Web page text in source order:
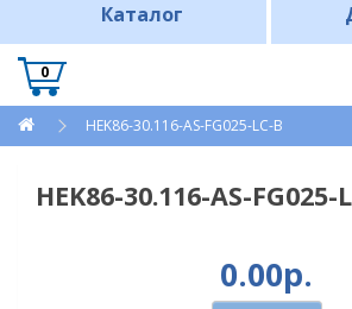
Каталог
0
HEK86-30.116-AS-FG025-LC-B
HEK86-30.116-AS-FG025-
0.00р.